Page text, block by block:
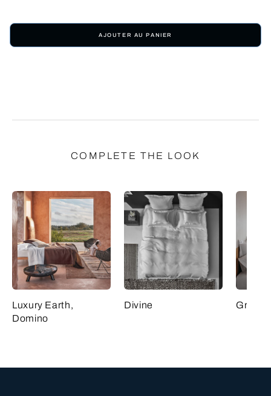
AJOUTER AU PANIER
COMPLETE THE LOOK
Luxury Earth,
Domino
Divine Grace,